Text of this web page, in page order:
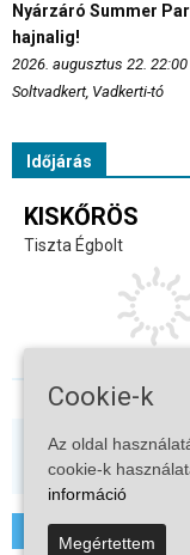
Nyárzáró Summer
hajnalig!
2026. augusztus 22. 22:00
Soltvadkert, Vadkerti-tó
Időjárás
KISKŐRÖS
Tiszta Égbolt
20%
HÉT
36°
KED
38°
További hírek
Cookie-k
Az oldal
cookie-k
információ
Megértettem